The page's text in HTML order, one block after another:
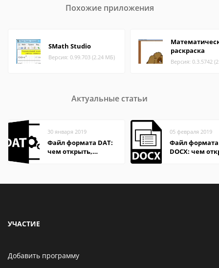
Похожие приложения
SMath Studio
Версия: 0.99.703 (2.24 МБ)
раскраска
Версия: 0.3.5742
Актуальные статьи
30 января 2019
Файл формата DAT:
чем открыть,
05 февраля 2019
Файл формата
DOCX: чем
УЧАСТИЕ
Добавить программу